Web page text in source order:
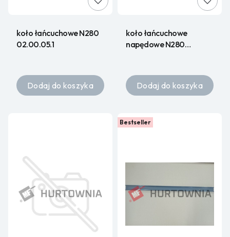
koło łańcuchowe N280
02.00.05.1
Dodaj do koszyka
koło łańcuchowe
napędowe N280
Dodaj do koszyka
Bestseller